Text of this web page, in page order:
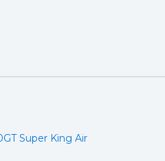
Super King Air